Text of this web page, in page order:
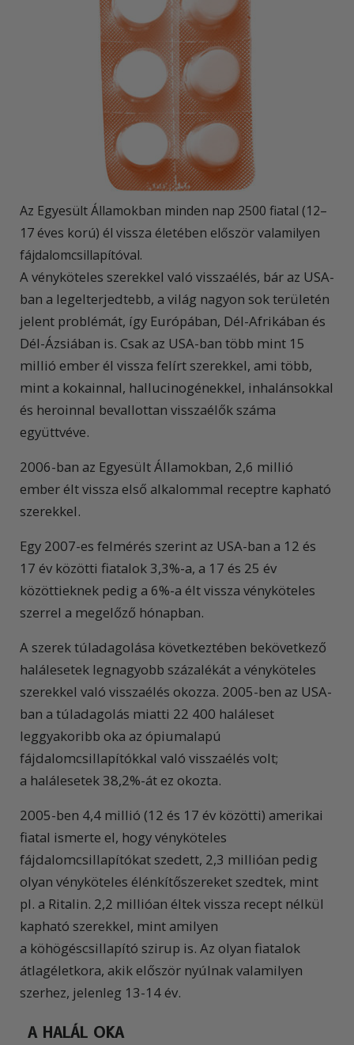
Az Egyesült Államokban minden nap 2500 fiatal (12–
17 éves korú) él vissza életében először valamilyen
fájdalomcsillapítóval.
A vényköteles szerekkel való visszaélés, bár az USA-
ban a legelterjedtebb, a világ nagyon sok területén
jelent problémát, így Európában, Dél-Afrikában és
Dél-Ázsiában is. Csak az USA-ban több mint 15
millió ember él vissza felírt szerekkel, ami több,
mint a kokainnal, hallucinogénekkel, inhalánsokkal
és heroinnal bevallottan visszaélők száma
együttvéve.
2006-ban az Egyesült Államokban, 2,6 millió
ember élt vissza első alkalommal receptre kapható
szerekkel.
Egy 2007-es felmérés szerint az USA-ban a 12 és
17 év közötti fiatalok 3,3%-a, a 17 és 25 év
közöttieknek pedig a 6%-a élt vissza vényköteles
szerrel a megelőző hónapban.
A szerek túladagolása következtében bekövetkező
halálesetek legnagyobb százalékát a vényköteles
szerekkel való visszaélés okozza. 2005-ben az USA-
ban a túladagolás miatti 22 400 haláleset
leggyakoribb oka az ópiumalapú
fájdalomcsillapítókkal való visszaélés volt;
a halálesetek 38,2%-át ez okozta.
2005-ben 4,4 millió (12 és 17 év közötti) amerikai
fiatal ismerte el, hogy vényköteles
fájdalomcsillapítókat szedett, 2,3 millióan pedig
olyan vényköteles élénkítőszereket szedtek, mint
pl. a Ritalin. 2,2 millióan éltek vissza recept nélkül
kapható szerekkel, mint amilyen
a köhögéscsillapító szirup is. Az olyan fiatalok
átlagéletkora, akik először nyúlnak valamilyen
szerhez, jelenleg 13-14 év.
A HALÁL OKA